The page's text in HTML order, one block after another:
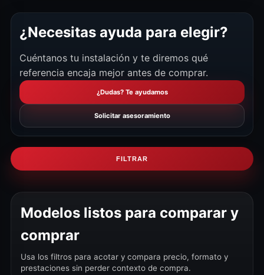
¿Necesitas ayuda para elegir?
Cuéntanos tu instalación y te diremos qué
referencia encaja mejor antes de comprar.
¿Dudas? Te ayudamos
Solicitar asesoramiento
FILTRAR
Modelos listos para comparar y
comprar
Usa los filtros para acotar y compara precio, formato y
prestaciones sin perder contexto de compra.